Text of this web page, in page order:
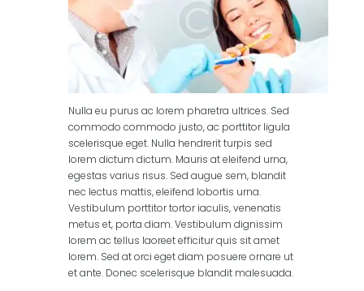
Nulla eu purus ac lorem pharetra ultrices. Sed
commodo commodo justo, ac porttitor ligula
scelerisque eget. Nulla hendrerit turpis sed
lorem dictum dictum. Mauris at eleifend urna,
egestas varius risus. Sed augue sem, blandit
nec lectus mattis, eleifend lobortis urna.
Vestibulum porttitor tortor iaculis, venenatis
metus et, porta diam. Vestibulum dignissim
lorem ac tellus laoreet efficitur quis sit amet
lorem. Sed at orci eget diam posuere ornare ut
et ante. Donec scelerisque blandit malesuada.